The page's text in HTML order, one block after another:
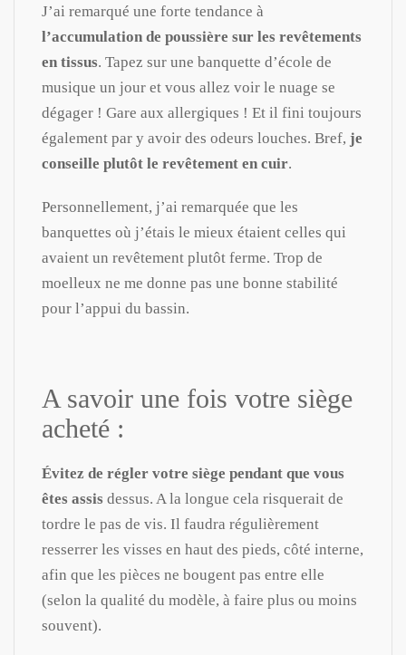
J’ai remarqué une forte tendance à
l’accumulation de poussière sur les revêtements
en tissus. Tapez sur une banquette d’école de
musique un jour et vous allez voir le nuage se
dégager ! Gare aux allergiques ! Et il fini toujours
également par y avoir des odeurs louches. Bref, je
conseille plutôt le revêtement en cuir.
Personnellement, j’ai remarquée que les
banquettes où j’étais le mieux étaient celles qui
avaient un revêtement plutôt ferme. Trop de
moelleux ne me donne pas une bonne stabilité
pour l’appui du bassin.
A savoir une fois votre siège
acheté :
Évitez de régler votre siège pendant que vous
êtes assis dessus. A la longue cela risquerait de
tordre le pas de vis. Il faudra régulièrement
resserrer les visses en haut des pieds, côté interne,
afin que les pièces ne bougent pas entre elle
(selon la qualité du modèle, à faire plus ou moins
souvent).